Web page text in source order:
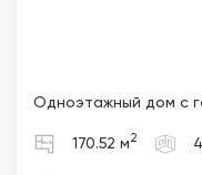
Одноэтажный дом с
170.52 м 2